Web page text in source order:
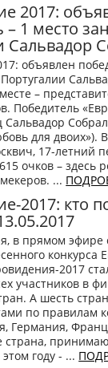
2017:
– 1 место
Сальвадор
объявлен
–
Победитель
Сальвадор
для двоих»).
17-летний
очков – здесь
...
2017: кто
в прямом эфире
конкурса
2017
участников в
А шесть
по правилам
Германия,
страна,
году - ...